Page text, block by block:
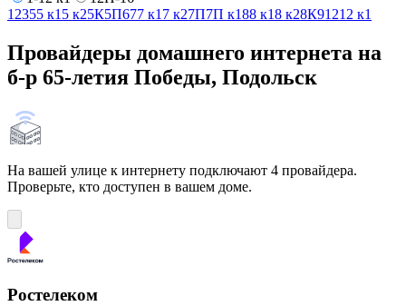
1 2355 к1 5 к25К5П677 к1 7 к27П7П к188 к18 к28К91212 к1
Провайдеры домашнего интернета на
б-р 65-летия Победы, Подольск
На вашей улице к интернету подключают 4 провайдера.
Проверьте, кто доступен в вашем доме.
Ростелеком